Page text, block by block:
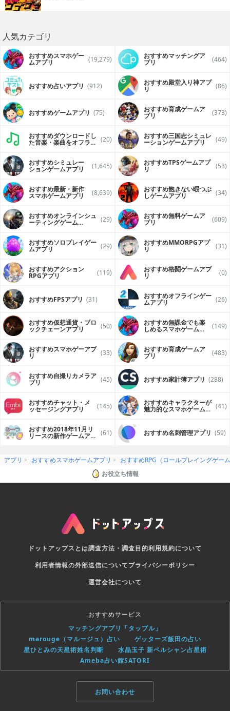
人気カテゴリ
おすすめスマホゲー
ムアプリ (19,279) おすすめマッチングア
プリ (464)
おすすめ占いアプリ (912) おすすめ殿堂入り神アプ
リ (86)
おすすめゲームアプリ (75) おすすめ育成ゲームア
プリ (373)
おすすめダウンロードし
た音楽・楽曲をオフライ (20) おすすめ三国志シミュレ
ーションゲームアプリ (49)
おすすめシミュレー
ションゲームアプリ (1,645) おすすめTPSゲームアプ
リ (53)
おすすめ最新・新作
スマホゲームアプリ (8,639) おすすめ飽きない暇つぶ
しゲームアプリ (34)
おすすめオンラインシュ
ーティングゲーム (29) おすすめ無料ゲームア
プリ (609)
おすすめソロプレイゲー
ムアプリ (29) おすすめ MMORPGアプ
リ (31)
おすすめアクション
RPGアプリ (119) おすすめ格闘ゲームアプ
リ (0)
おすすめFPSアプリ (31) おすすめオフラインゲー
ムアプリ (26)
おすすめ仮想通貨・ブロ
ックチェーンアプリ (50) おすすめ無課金でも楽
しめるスマホゲームア (149)
おすすめスマホゲーアプ
リ (33) おすすめ育成ゲームア
プリ (483)
おすすめ自撮りカメラア
プリ (45) おすすめ家計簿アプリ (288)
おすすめチャット・メ
ッセージングアプリ (145) おすすめキャラクターが
魅力的なスマホゲームア (41)
おすすめ2018年11月リ
リースの新作ゲームアプ (61) おすすめ名刺管理アプリ (59)
アプリ おすすめスマホゲームアプリ
おすすめRPG（ロールプレイングゲー
お役立ち情報
ドットアップスとは調査方法・調査目的利用規約について
利用者情報の外部送信についてプライバシーポリシー
運営会社について
おすすめサービス
マッチングアプリ「タップル」
marouge（マルージュ）占い
ゲッターズ飯田の占い
星ひとみの天星術姓名判断
水晶玉子 新ペルシャン占星術
Ameba占い館SATORI
お問い合わせ